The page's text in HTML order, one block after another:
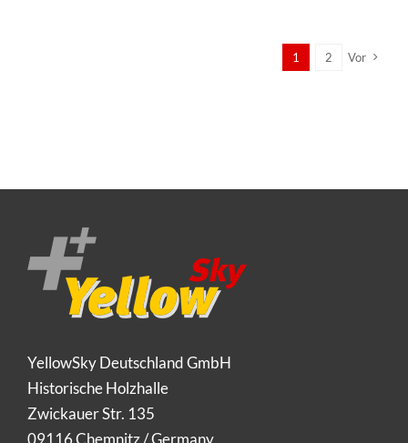
1 2 Vor
YellowSky Deutschland GmbH
Historische Holzhalle
Zwickauer Str. 135
09116 Chemnitz / Germany